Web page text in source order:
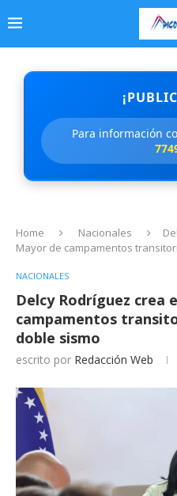
Para información
Home Nacionales
Mayor de campamentos
NACIONALES
Delcy Rodríguez crea
campamentos
doble sismo
escrito por Redacción Web